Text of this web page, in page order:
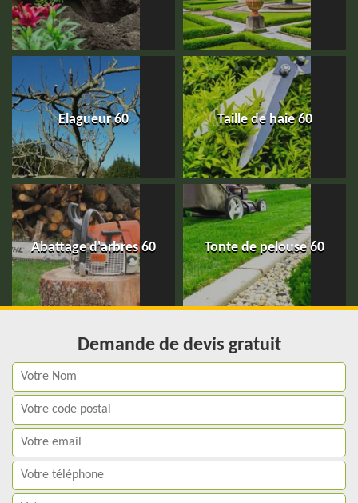
Elagueur 60 Taille de haie 60
Abattage d'arbres 60 Tonte de pelouse 60
Demande de devis gratuit